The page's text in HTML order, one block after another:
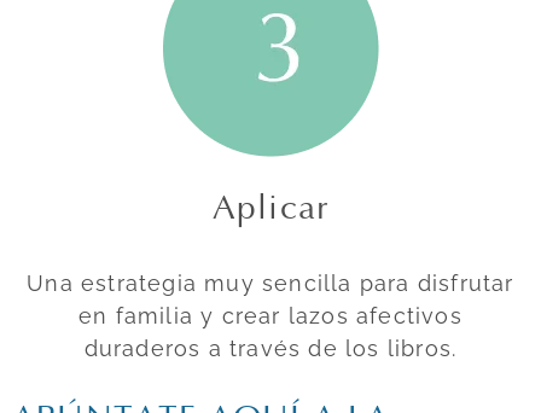
Aplicar
Una estrategia muy sencilla para disfrutar
en familia y crear lazos afectivos
duraderos a través de los libros.